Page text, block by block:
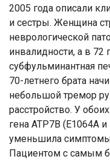
2005 года описали
и сестры. Женщина
неврологической
инвалидности, а в 72
субфульминантная
70-летнего брата
небольшой тремор
расстройство. У
гена ATP7B (E1064A
уменьшила симптомы
Пациентом с самым